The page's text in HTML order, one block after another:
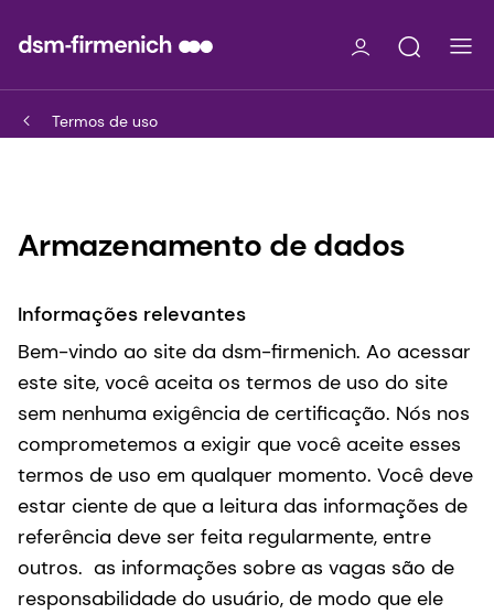
Termos de uso
Armazenamento de dados
Informações relevantes
Bem-vindo ao site da dsm-firmenich. Ao acessar
este site, você aceita os termos de uso do site
sem nenhuma exigência de certificação. Nós nos
comprometemos a exigir que você aceite esses
termos de uso em qualquer momento. Você deve
estar ciente de que a leitura das informações de
referência deve ser feita regularmente, entre
outros. as informações sobre as vagas são de
responsabilidade do usuário, de modo que ele